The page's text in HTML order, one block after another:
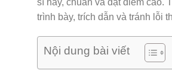
trình bày, trích dẫn và tránh lỗi
Nội dung bài viết